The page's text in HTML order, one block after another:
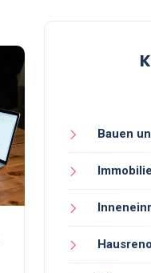
Bauen